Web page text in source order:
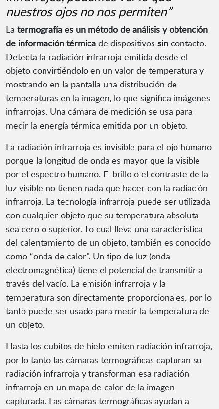
nuestros ojos no nos permiten”
La termografía es un método de análisis y obtención
de información térmica de dispositivos sin contacto.
Detecta la radiación infrarroja emitida desde el
objeto convirtiéndolo en un valor de temperatura y
mostrando en la pantalla una distribución de
temperaturas en la imagen, lo que significa imágenes
infrarrojas. Una cámara de medición se usa para
medir la energía térmica emitida por un objeto.
La radiación infrarroja es invisible para el ojo humano
porque la longitud de onda es mayor que la visible
por el espectro humano. El brillo o el contraste de la
luz visible no tienen nada que hacer con la radiación
infrarroja. La tecnología infrarroja puede ser utilizada
con cualquier objeto que su temperatura absoluta
sea cero o superior. Lo cual lleva una característica
del calentamiento de un objeto, también es conocido
como “onda de calor”. Un tipo de luz (onda
electromagnética) tiene el potencial de transmitir a
través del vacío. La emisión infrarroja y la
temperatura son directamente proporcionales, por lo
tanto puede ser usado para medir la temperatura de
un objeto.
Hasta los cubitos de hielo emiten radiación infrarroja,
por lo tanto las cámaras termográficas capturan su
radiación infrarroja y transforman esa radiación
infrarroja en un mapa de calor de la imagen
capturada. Las cámaras termográficas ayudan a